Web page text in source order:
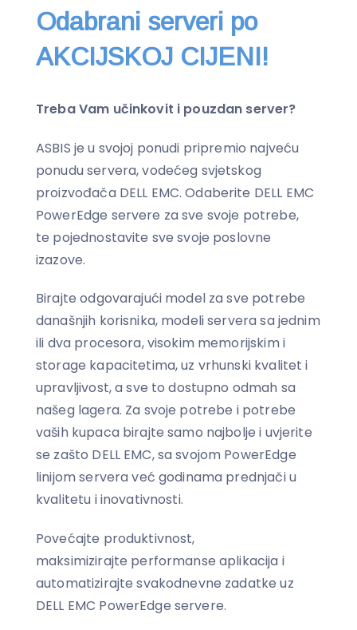
Odabrani serveri po
AKCIJSKOJ CIJENI!
Treba Vam učinkovit i pouzdan server?
ASBIS je u svojoj ponudi pripremio najveću
ponudu servera, vodećeg svjetskog
proizvođača DELL EMC. Odaberite DELL EMC
PowerEdge servere za sve svoje potrebe,
te pojednostavite sve svoje poslovne
izazove.
Birajte odgovarajući model za sve potrebe
današnjih korisnika, modeli servera sa jednim
ili dva procesora, visokim memorijskim i
storage kapacitetima, uz vrhunski kvalitet i
upravljivost, a sve to dostupno odmah sa
našeg lagera. Za svoje potrebe i potrebe
vaših kupaca birajte samo najbolje i uvjerite
se zašto DELL EMC, sa svojom PowerEdge
linijom servera već godinama prednjači u
kvalitetu i inovativnosti.
Povećajte produktivnost,
maksimizirajte performanse aplikacija i
automatizirajte svakodnevne zadatke uz
DELL EMC PowerEdge servere.